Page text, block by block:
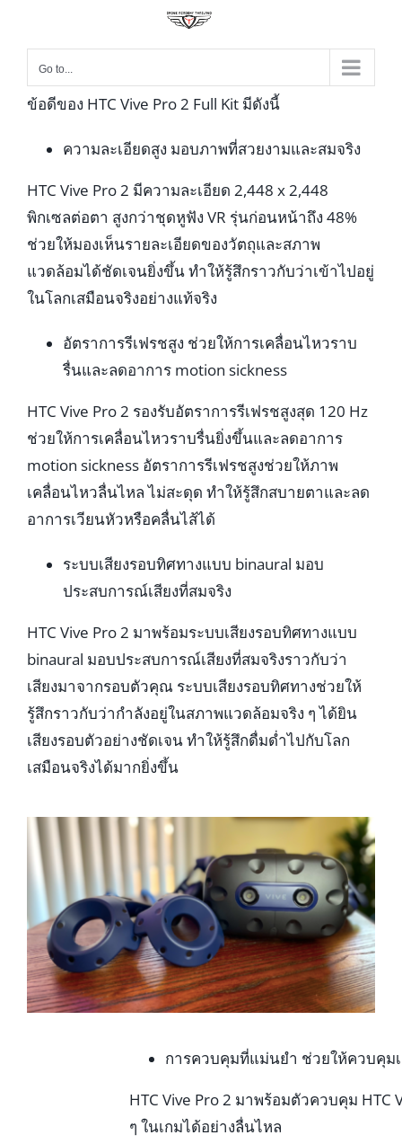
Go to...
ข้อดีของ HTC Vive Pro 2 Full Kit มีดังนี้
ความละเอียดสูง มอบภาพที่สวยงามและสมจริง
HTC Vive Pro 2 มีความละเอียด 2,448 x 2,448
พิกเซลต่อตา สูงกว่าชุดหูฟัง VR รุ่นก่อนหน้าถึง 48%
ช่วยให้มองเห็นรายละเอียดของวัตถุและสภาพ
แวดล้อมได้ชัดเจนยิ่งขึ้น ทำให้รู้สึกราวกับว่าเข้าไปอยู่
ในโลกเสมือนจริงอย่างแท้จริง
อัตราการรีเฟรชสูง ช่วยให้การเคลื่อนไหวราบ
รื่นและลดอาการ motion sickness
HTC Vive Pro 2 รองรับอัตราการรีเฟรชสูงสุด 120 Hz
ช่วยให้การเคลื่อนไหวราบรื่นยิ่งขึ้นและลดอาการ
motion sickness อัตราการรีเฟรชสูงช่วยให้ภาพ
เคลื่อนไหวลื่นไหล ไม่สะดุด ทำให้รู้สึกสบายตาและลด
อาการเวียนหัวหรือคลื่นไส้ได้
ระบบเสียงรอบทิศทางแบบ binaural มอบ
ประสบการณ์เสียงที่สมจริง
HTC Vive Pro 2 มาพร้อมระบบเสียงรอบทิศทางแบบ
binaural มอบประสบการณ์เสียงที่สมจริงราวกับว่า
เสียงมาจากรอบตัวคุณ ระบบเสียงรอบทิศทางช่วยให้
รู้สึกราวกับว่ากำลังอยู่ในสภาพแวดล้อมจริง ๆ ได้ยิน
เสียงรอบตัวอย่างชัดเจน ทำให้รู้สึกดื่มด่ำไปกับโลก
เสมือนจริงได้มากยิ่งขึ้น
การควบคุมที่แม่นยำ ช่วยให้ควบคุม
HTC Vive Pro 2 มาพร้อมตัวควบคุม
ๆ ในเกมได้อย่างลื่นไหล